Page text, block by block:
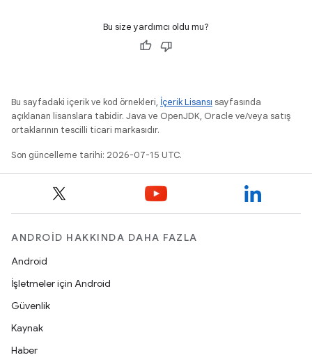
Bu size yardımcı oldu mu?
Bu sayfadaki içerik ve kod örnekleri, İçerik Lisansı sayfasında
açıklanan lisanslara tabidir. Java ve OpenJDK, Oracle ve/veya satış
ortaklarının tescilli ticari markasıdır.
Son güncelleme tarihi: 2026-07-15 UTC.
ANDROID HAKKINDA DAHA FAZLA
Android
İşletmeler için Android
Güvenlik
Kaynak
Haber